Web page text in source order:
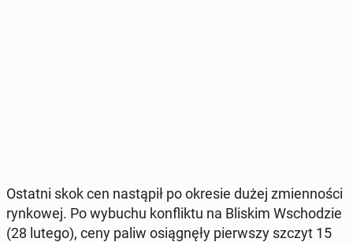
Ostatni skok cen na­stą­pił po okresie dużej zmien­no­ści
ryn­ko­wej. Po wybuchu kon­flik­tu na Bliskim Wscho­dzie
(28 lutego), ceny paliw osią­gnę­ły pierw­szy szczyt 15